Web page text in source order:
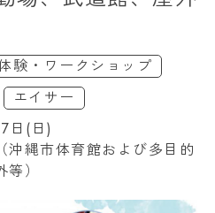
験・ワークショップ
エイサー
日(日)
沖縄市体育館および多目的
）